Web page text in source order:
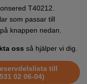
T40212.
som passar till
knappen nedan.
oss så hjälper vi dig.
till
02 06-04)